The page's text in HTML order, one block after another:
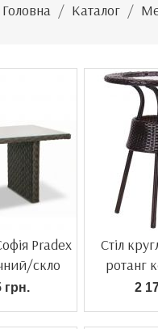
Головна Каталог
Pradex
скло
грн.
Стіл
ротанг
2